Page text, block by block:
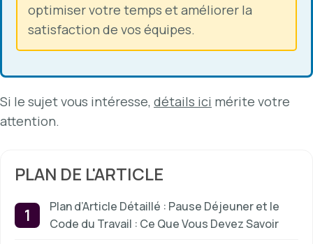
optimiser votre temps et améliorer la
satisfaction de vos équipes.
Si le sujet vous intéresse, détails ici mérite votre
attention.
PLAN DE L'ARTICLE
Plan d’Article Détaillé : Pause Déjeuner et le
Code du Travail : Ce Que Vous Devez Savoir